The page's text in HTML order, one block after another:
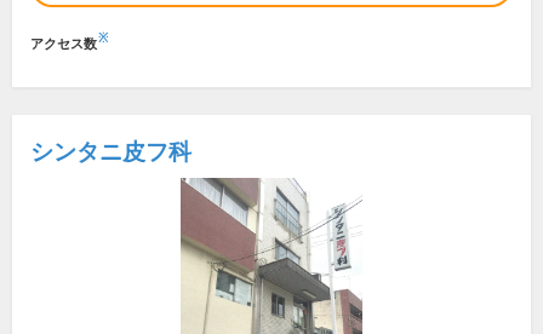
アクセス数※
シンタニ皮フ科